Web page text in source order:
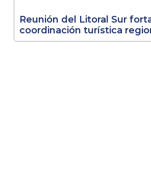
Reunión del Litoral Sur
coordinación turística